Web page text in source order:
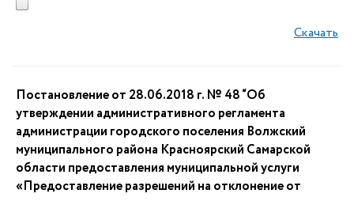
Скачать
Постановление от 28.06.2018 г. № 48 “Об
утверждении административного регламента
администрации городского поселения Волжский
муниципального района Красноярский Самарской
области предоставления муниципальной услуги
«Предоставление разрешений на отклонение от